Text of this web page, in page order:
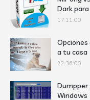
Dark
17:11:00
a tu casa
22:36:00
Dumpper
Windows